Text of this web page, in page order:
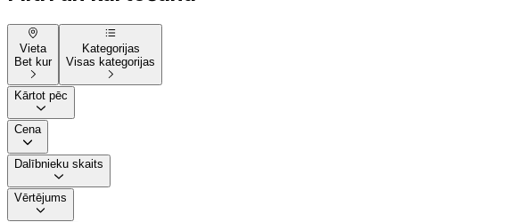
Vieta
Bet kur
Kategorijas
Visas kategorijas
Kārtot pēc
Cena
Dalībnieku skaits
Vērtējums